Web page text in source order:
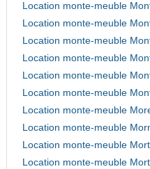
Location monte-meuble
Location monte-meuble
Location monte-meuble
Location monte-meuble
Location monte-meuble
Location monte-meuble
Location monte-meuble
Location monte-meuble
Location monte-meuble
Location monte-meuble